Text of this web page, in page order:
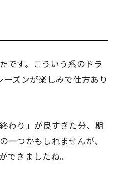
です。こういう系のドラ
ズンが楽しみで仕方あり
わり」が良すぎた分、期
一つかもしれませんが、
できましたね。